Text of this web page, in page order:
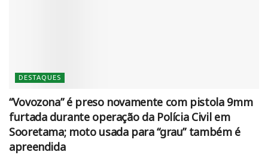
DESTAQUES
“Vovozona” é preso novamente com pistola 9mm
furtada durante operação da Polícia Civil em
Sooretama; moto usada para “grau” também é
apreendida